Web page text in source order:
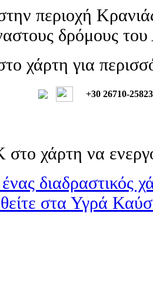
περιοχή
δρόμους
χάρτη για
+30 26710-25823
χάρτη να